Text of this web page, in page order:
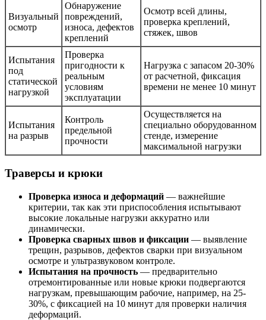
Визуальный
осмотр
Обнаружение
повреждений,
износа, дефектов
креплений
Осмотр всей длины,
проверка креплений,
стяжек, швов
Испытания
под
статической
нагрузкой
Проверка
пригодности к
реальным
условиям
эксплуатации
Нагрузка с запасом 20-30%
от расчетной, фиксация
времени не менее 10 минут
Испытания
на разрыв
Контроль
предельной
прочности
Осуществляется на
специально оборудованном
стенде, измерение
максимальной нагрузки
Траверсы и крюки
Проверка износа и деформаций — важнейшие
критерии, так как эти приспособления испытывают
высокие локальные нагрузки аккуратно или
динамически.
Проверка сварных швов и фиксации — выявление
трещин, разрывов, дефектов сварки при визуальном
осмотре и ультразвуковом контроле.
Испытания на прочность — предварительно
отремонтированные или новые крюки подвергаются
нагрузкам, превышающим рабочие, например, на 25-
30%, с фиксацией на 10 минут для проверки наличия
деформаций.